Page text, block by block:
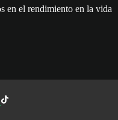
en el rendimiento en la vida